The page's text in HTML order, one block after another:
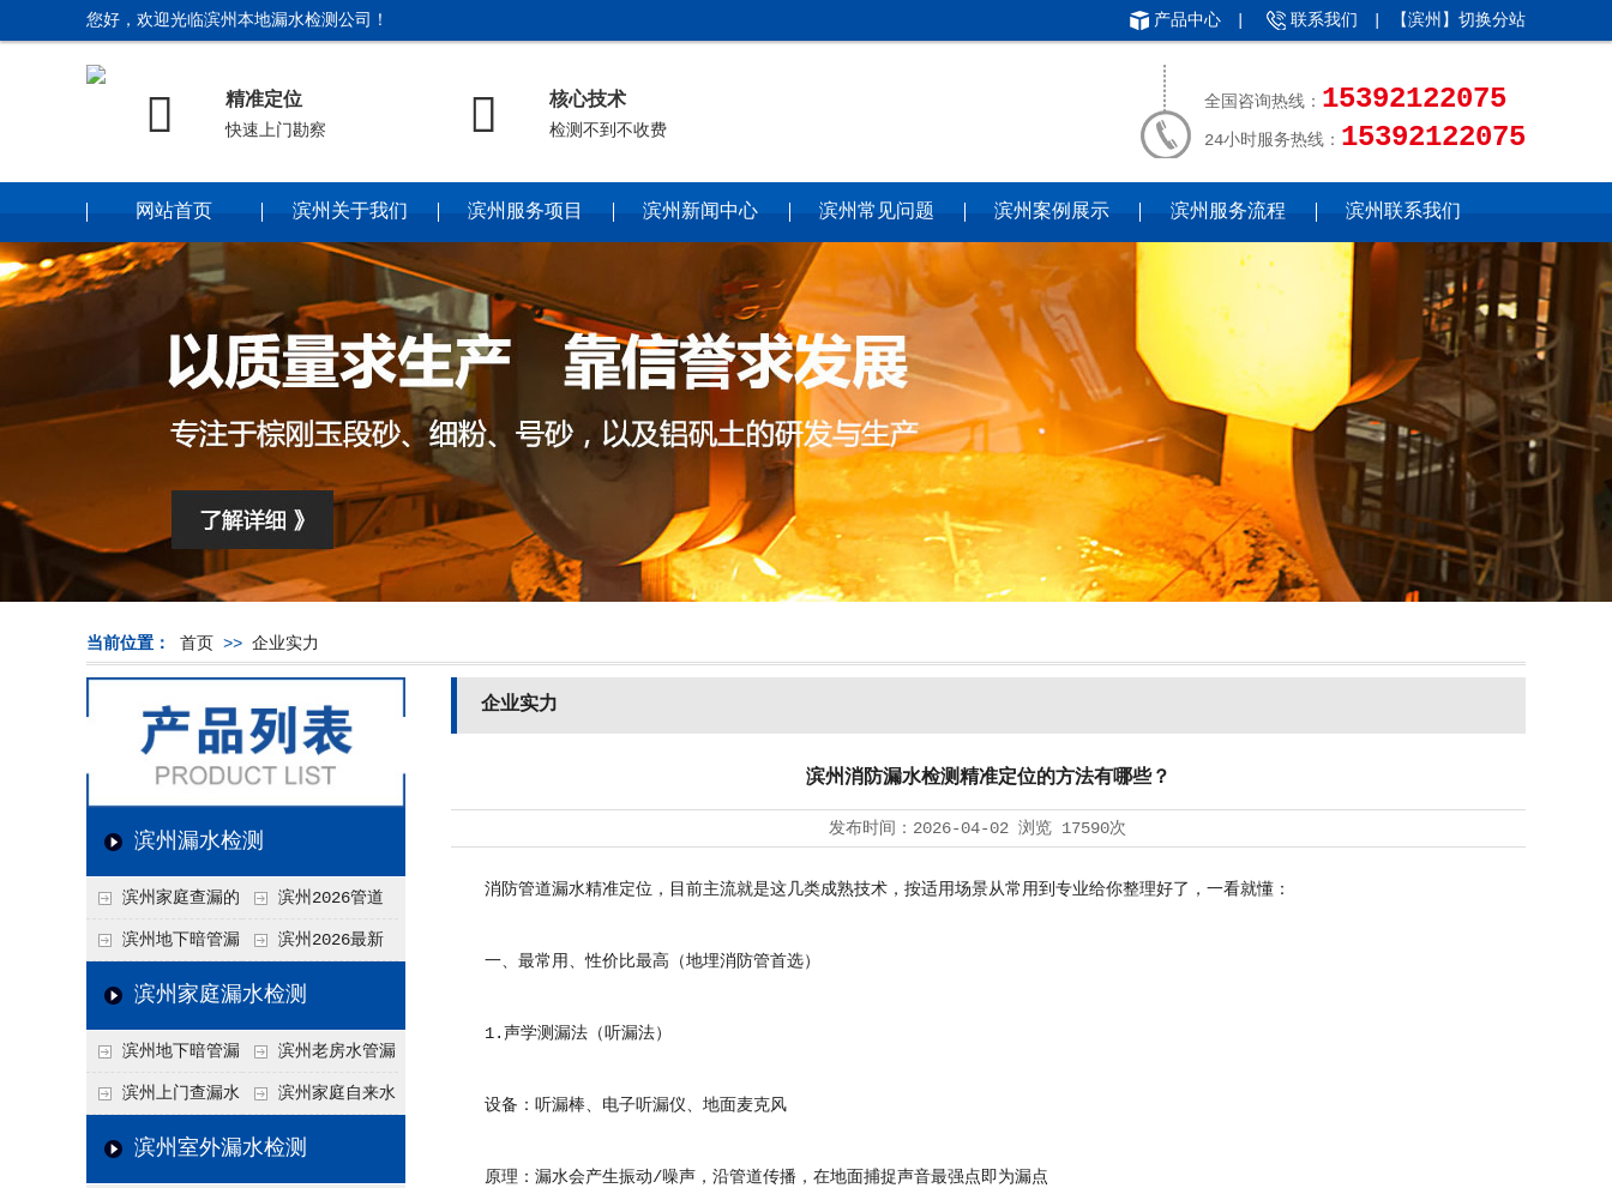
您好，欢迎光临滨州本地漏水检测公司！ 产品中心 联系我们 | 【滨州】 切换分站
 精准定位
快速上门勘察  核心技术
检测不到不收费
全国咨询热线： 15392122075
24小时服务热线： 15392122075
网站首页 滨州关于我们 滨州服务项目 滨州新闻中心 滨州常见问题 滨州案例展示 滨州服务流程 滨州联系我们
当前位置： 首页 >> 企业实力
滨州漏水检测
滨州家庭查漏的
实用小技巧
滨州2026管道
漏水维修价格表，按
材质、漏点类型精准
滨州地下暗管漏
水检测价格高？2026
巧
滨州2026最新
上门漏水检测价格
类报价一览
滨州家庭漏水检测
滨州地下暗管漏
水检测技术与价格关
联2026，不同方法收
滨州老房水管漏
水检测与维修价格20
26，老旧管道改造方
滨州上门查漏水
vs 自行检测：2026
滨州家庭自来水
管漏水检测全攻略：
滨州室外漏水检测
企业实力
滨州消防漏水检测精准定位的方法有哪些？
发布时间： 2026-04-02 浏览 17590次
消防管道漏水精准定位，目前主流就是这几类成熟技术，按适用场景从常用到专业给你整理好了，一看就懂：
一、最常用、性价比最高（地埋消防管首选）
1.声学测漏法（听漏法）
设备：听漏棒、电子听漏仪、地面麦克风
原理：漏水会产生振动/噪声，沿管道传播，在地面捕捉声音最强点即为漏点